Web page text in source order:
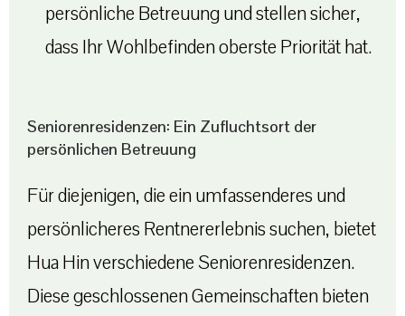
persönliche Betreuung und stellen sicher,
dass Ihr Wohlbefinden oberste Priorität hat.
Seniorenresidenzen: Ein Zufluchtsort der
persönlichen Betreuung
Für diejenigen, die ein umfassenderes und
persönlicheres Rentnererlebnis suchen, bietet
Hua Hin verschiedene Seniorenresidenzen.
Diese geschlossenen Gemeinschaften bieten